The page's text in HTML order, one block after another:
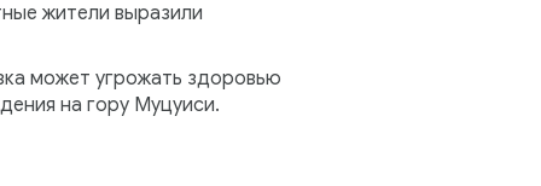
жители выразили
может угрожать здоровью
на гору Муцуиси.